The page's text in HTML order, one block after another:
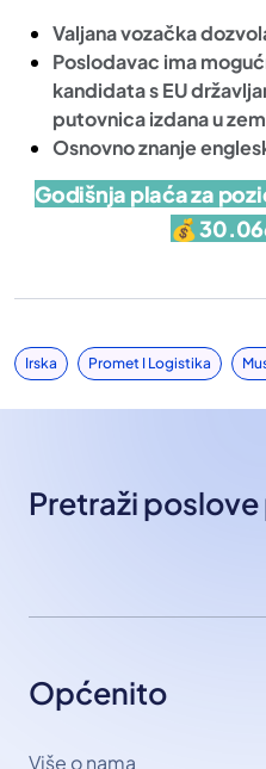
Valjana vozačka
Poslodavac ima
kandidata s EU
putovnica izdana u
Osnovno znanje
Godišnja plaća za
💰
Irska Promet I Logistika
Pretraži
Općenito
Više o nama